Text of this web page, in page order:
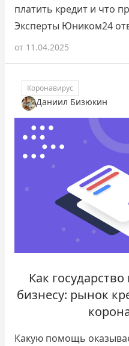
платить кредит и что
Эксперты Юником24
от 11.04.2025
Коронавирус
Даниил Бизюкин
Как
бизнесу: рынок
Какую помощь